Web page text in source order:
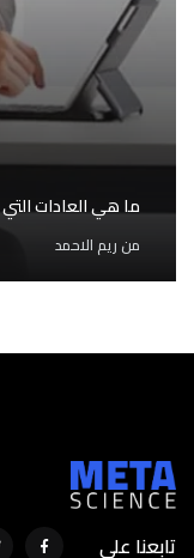
ما هي العادات
من ريم الاحمد
تابعنا على